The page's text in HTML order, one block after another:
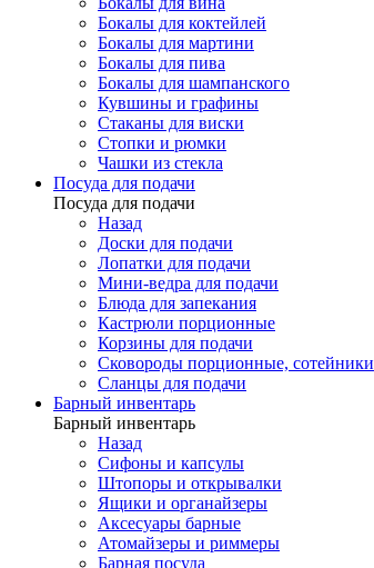
Бокалы для коктейлей
Бокалы для мартини
Бокалы для пива
Бокалы для шампанского
Кувшины и графины
Стаканы для виски
Стопки и рюмки
Чашки из стекла
Посуда для подачи
Посуда для подачи
Назад
Доски для подачи
Лопатки для подачи
Мини-ведра для подачи
Блюда для запекания
Кастрюли порционные
Корзины для подачи
Сковороды порционные, сотейники
Сланцы для подачи
Барный инвентарь
Барный инвентарь
Назад
Сифоны и капсулы
Штопоры и открывалки
Ящики и органайзеры
Аксесуары барные
Атомайзеры и риммеры
Барная посуда